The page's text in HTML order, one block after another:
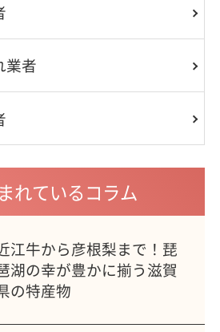
業者
れているコラム
江牛から彦根梨まで！琵
湖の幸が豊かに揃う滋賀
の特産物